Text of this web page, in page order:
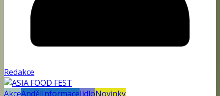
Redakce
AkceAndělInformaceJídloNovinky